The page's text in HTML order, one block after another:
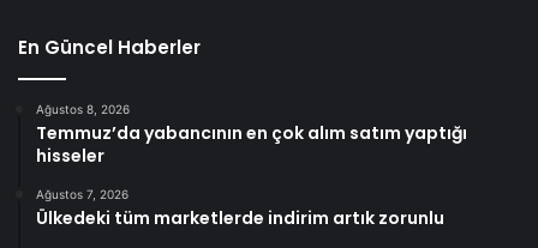
En Güncel Haberler
Ağustos 8, 2026
Temmuz’da yabancının en çok alım satım yaptığı
hisseler
Ağustos 7, 2026
Ülkedeki tüm marketlerde indirim artık zorunlu